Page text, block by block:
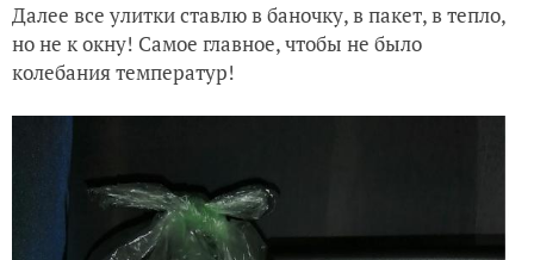
Далее все улитки ставлю в баночку, в пакет, в тепло,
но не к окну! Самое главное, чтобы не было
колебания температур!